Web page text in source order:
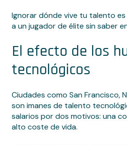
Ignorar dónde vive tu talento
a un jugador de élite sin saber
El efecto de los
tecnológicos
Ciudades como San Francisco,
son imanes de talento
salarios por dos motivos: una
alto coste de vida.